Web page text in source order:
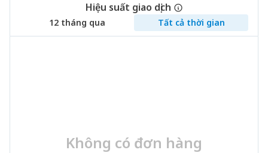
Hiệu suất giao dịch
12 tháng qua Tất cả thời gian
Không có đơn hàng